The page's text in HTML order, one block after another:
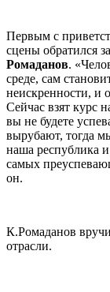
Первым с
сцены обратился
Ромаданов.
среде, сам
неискренности, и
Сейчас взят курс
вы не будете
вырубают, тогда
наша республика
самых
он.
К.Ромаданов
отрасли.